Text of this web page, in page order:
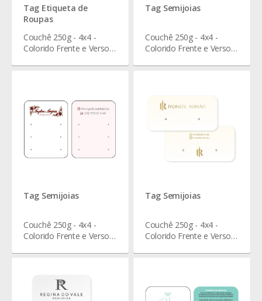
Tag Etiqueta de
Roupas
Couchê 250g - 4x4 -
Colorido Frente e Verso -
Tag Semijoias
Couchê 250g - 4x4 -
Colorido Frente e Verso -
Tag Semijoias
Couchê 250g - 4x4 -
Colorido Frente e Verso -
4,3 cm
Tag Semijoias
Couchê 250g - 4x4 -
Colorido Frente e Verso -
cm